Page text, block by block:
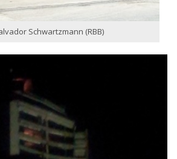
Schwartzmann (RBB)